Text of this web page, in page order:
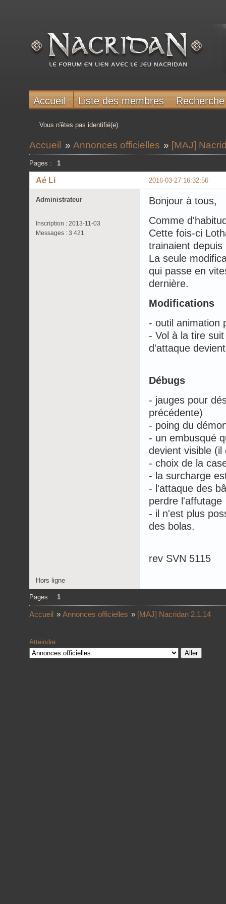
Accueil Liste des membres Recherche
Vous n'êtes pas identifié(e).
Accueil » Annonces officielles » [MAJ]
Pages : 1
2016-03-27 16:32:56
Aé Li
Administrateur
Inscription : 2013-11-03
Messages : 3 421
Bonjour à tous,
Comme
Cette fois-ci
trainaient depuis
La seule
qui passe en
dernière.
Modifications
- outil animation
- Vol à la tire
d'attaque
Débugs
- jauges pour
précédente)
- poing du
- un embusqué
devient visible
- choix de la
- la surcharge
- l'attaque des
perdre l'affutage
- il n'est plus
des bolas.
rev SVN 5115
Hors ligne
Pages : 1
Accueil » Annonces officielles » [MAJ] Nacridan 2.1.14
Atteindre